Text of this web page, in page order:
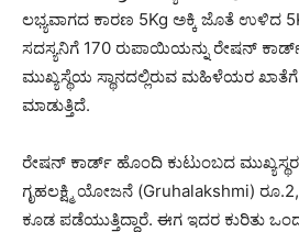
ಲಭ್ಯವಾಗದ ಕಾರಣ 5Kg ಅಕ್ಕಿ ಜೊತೆ ಉಳಿದ
ಸದಸ್ಯನಿಗೆ 170 ರುಪಾಯಿಯನ್ನು ರೇಷನ್
ಮುಖ್ಯಸ್ಥೆಯ ಸ್ಥಾನದಲ್ಲಿರುವ ಮಹಿಳೆಯರ
ಮಾಡುತ್ತಿದೆ.
ರೇಷನ್ ಕಾರ್ಡ್ ಹೊಂದಿ ಕುಟುಂಬದ
ಗೃಹಲಕ್ಷ್ಮಿ ಯೋಜನೆ (Gruhalakshmi)
ಕೂಡ ಪಡೆಯುತ್ತಿದ್ದಾರೆ. ಈಗ ಇದರ ಕುರಿತು